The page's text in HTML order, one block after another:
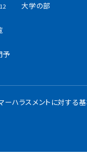
予
大学の部
ーハラスメントに対する